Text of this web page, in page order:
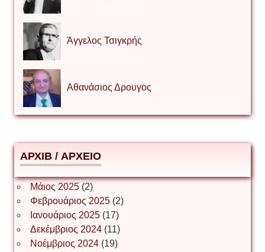
Άγγελος Τσιγκρής
Αθανάσιος Δρουγος
Βίρα Κόνικ
Βιταλιυ Κλιμτσουκ
АРХІВ / ΑΡΧΕΙΟ
Μάιος 2025(2)
Φεβρουάριος 2025(2)
Ιανουάριος 2025(17)
Δεκέμβριος 2024(11)
Νοέμβριος 2024(19)